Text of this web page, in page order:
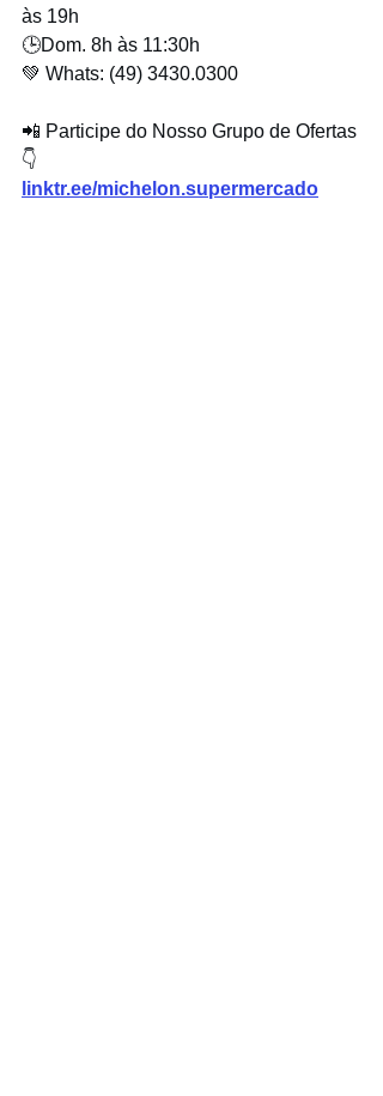
às 19h
🕒Dom. 8h às 11:30h
💚 Whats: (49) 3430.0300
📲 Participe do Nosso Grupo de Ofertas
👇
linktr.ee/michelon.supermercado